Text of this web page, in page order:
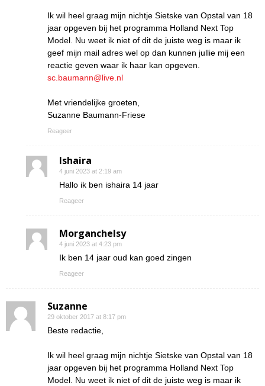
Ik wil heel graag mijn nichtje Sietske van Opstal van 18
jaar opgeven bij het programma Holland Next Top
Model. Nu weet ik niet of dit de juiste weg is maar ik
geef mijn mail adres wel op dan kunnen jullie mij een
reactie geven waar ik haar kan opgeven.
sc.baumann@live.nl
Met vriendelijke groeten,
Suzanne Baumann-Friese
Reageer
Ishaira
4 juni 2023 at 2:19 am
Hallo ik ben ishaira 14 jaar
Reageer
Morganchelsy
4 juni 2023 at 4:23 pm
Ik ben 14 jaar oud kan goed zingen
Reageer
Suzanne
29 oktober 2017 at 8:17 pm
Beste redactie,
Ik wil heel graag mijn nichtje Sietske van Opstal van 18
jaar opgeven bij het programma Holland Next Top
Model. Nu weet ik niet of dit de juiste weg is maar ik